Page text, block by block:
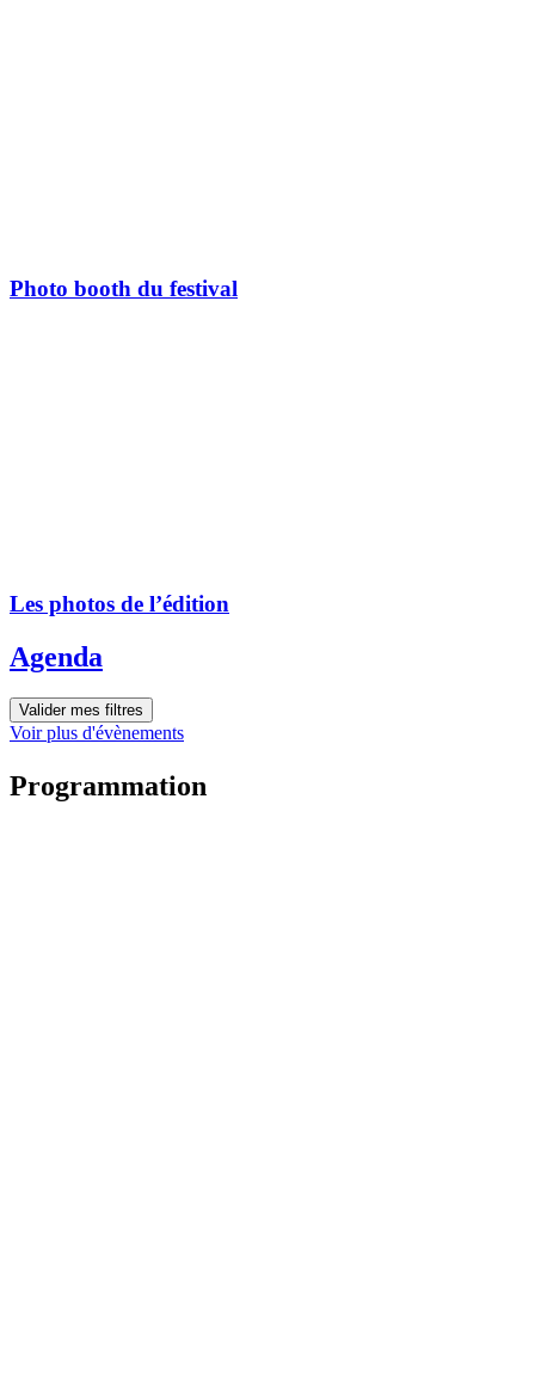
Photo booth du festival
Les photos de l’édition
Agenda
Valider mes filtres
Voir plus d'évènements
Programmation